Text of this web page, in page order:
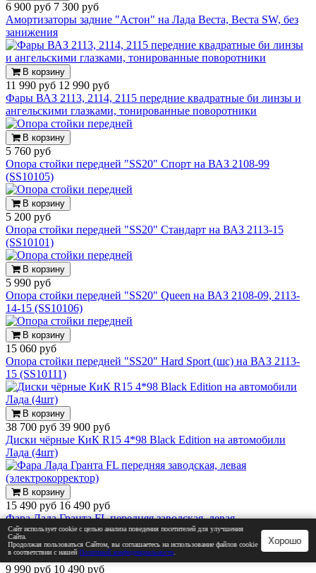
6 900 руб 7 300 руб
Амортизаторы задние "Астон" на Лада Веста, Веста SW, без
занижения
В корзину
11 990 руб 12 990 руб
Фары ВАЗ 2113, 2114, 2115 передние квадратные би линзы и
ангельскими глазками, тонированные поворотники
В корзину
5 760 руб
Опора стойки передней "SS20" Спорт на ВАЗ 2108-99
(SS10105)
В корзину
5 200 руб
Опора стойки передней "SS20" Стандарт на ВАЗ 2113-15
(SS10101)
В корзину
5 990 руб
Опора стойки передней "SS20" Queen на ВАЗ 2108-09, 2113-
14-15 (SS10106)
В корзину
15 060 руб
Опора стойки передней "SS20" Hard Sport (шс) на ВАЗ 2113-
15 (SS10111)
В корзину
38 700 руб 39 900 руб
Диски чёрные КиК R15 4*98 Black Edition на автомобили
Лада (4шт)
В корзину
15 490 руб 16 490 руб
Фара Лада Гранта FL передняя заводская, левая
(электрокорректор)
Подробнее
9 990 руб 10 490 руб
Сайт использует cookie с целью анализа поведения посетителей для улучшения
Сайта.
Продолжая пользоваться Сайтом, вы соглашаетесь на использование файлов cookie
в соответствии с нашейПолитикой конфиденциальности.
Хорошо